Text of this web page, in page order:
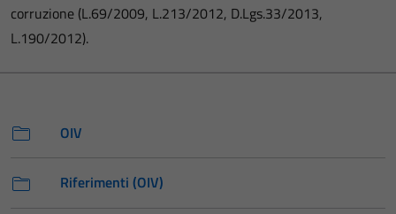
corruzione (L.69/2009, L.213/2012, D.Lgs.33/2013,
L.190/2012).
OIV
Riferimenti (OIV)